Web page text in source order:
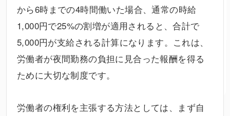
から6時までの4時間働いた場合、通常の時給
1,000円で25%の割増が適用されると、合計で
5,000円が支給される計算になります。これは、
労働者が夜間勤務の負担に見合った報酬を得る
ために大切な制度です。
労働者の権利を主張する方法としては、まず自